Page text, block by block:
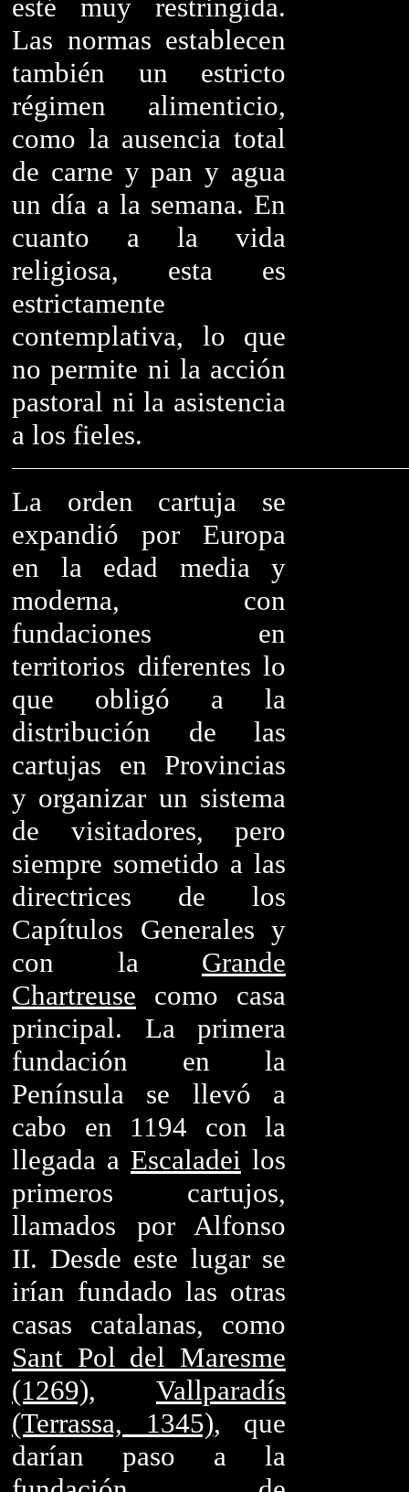
esté muy restringida.
Las normas establecen
también un estricto
régimen alimenticio,
como la ausencia total
de carne y pan y agua
un día a la semana. En
cuanto a la vida
religiosa, esta es
estrictamente
contemplativa, lo que
no permite ni la acción
pastoral ni la asistencia
a los fieles.
La orden cartuja se
expandió por Europa
en la edad media y
moderna, con
fundaciones en
territorios diferentes lo
que obligó a la
distribución de las
cartujas en Provincias
y organizar un sistema
de visitadores, pero
siempre sometido a las
directrices de los
Capítulos Generales y
con la Grande
Chartreuse como casa
principal. La primera
fundación en la
Península se llevó a
cabo en 1194 con la
llegada a Escaladei los
primeros cartujos,
llamados por Alfonso
II. Desde este lugar se
irían fundado las otras
casas catalanas, como
Sant Pol del Maresme
(1269), Vallparadís
(Terrassa, 1345), que
darían paso a la